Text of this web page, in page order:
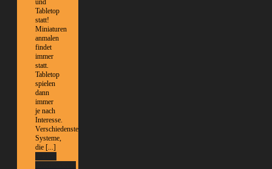
Tabletop
statt!
Miniaturen
anmalen
findet
immer
statt.
Tabletop
spielen
dann
immer
je nach
Interesse.
Verschiedenste
Systeme,
die [...]